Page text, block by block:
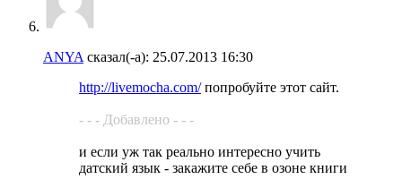
ANYA сказал(-а): 25.07.2013 16:30
http://livemocha.com/попробуйте этот сайт.
- - - Добавлено - - -
и если уж так реально интересно учить
датский язык - закажите себе в озоне книги